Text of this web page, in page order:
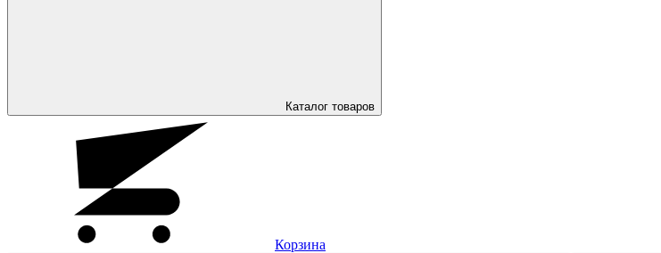
Каталог товаров
Корзина